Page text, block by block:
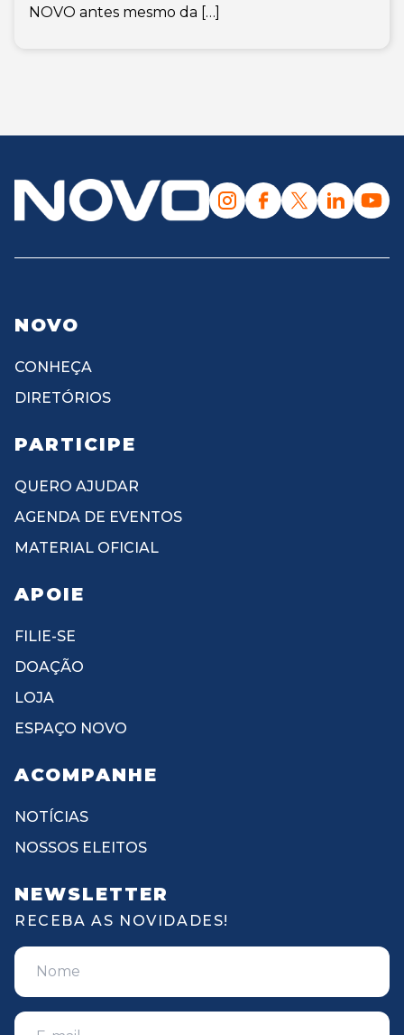
NOVO antes mesmo da […]
NOVO
CONHEÇA
DIRETÓRIOS
PARTICIPE
QUERO AJUDAR
AGENDA DE EVENTOS
MATERIAL OFICIAL
APOIE
FILIE-SE
DOAÇÃO
LOJA
ESPAÇO NOVO
ACOMPANHE
NOTÍCIAS
NOSSOS ELEITOS
NEWSLETTER
RECEBA AS NOVIDADES!